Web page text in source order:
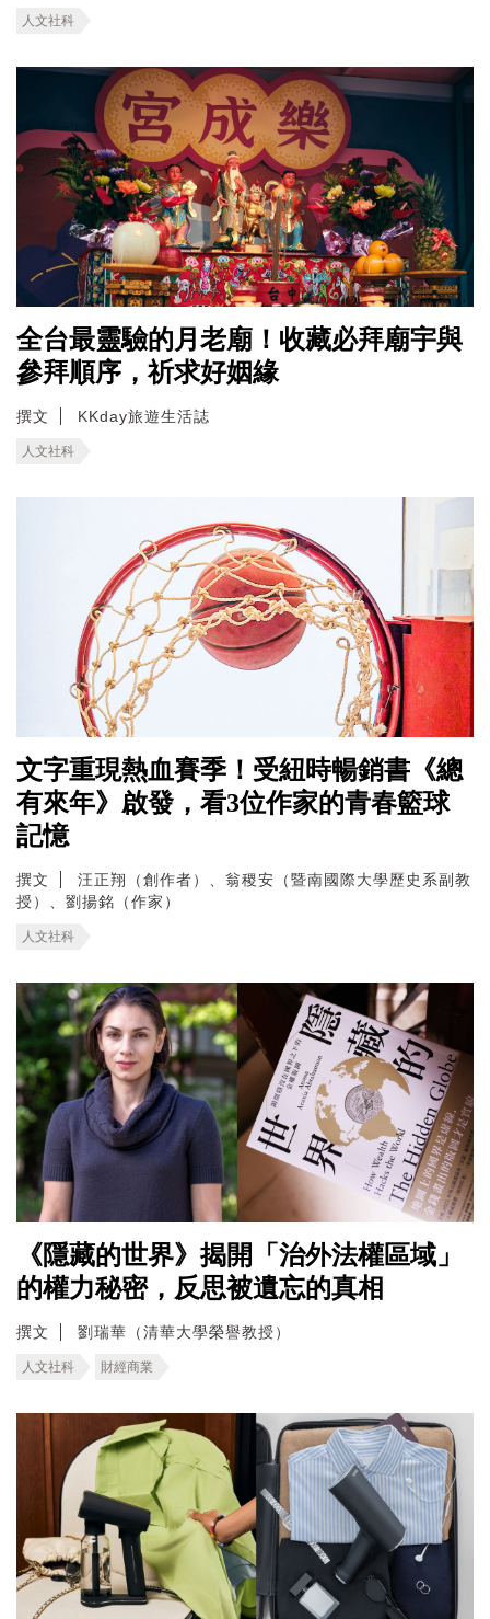
人文社科
全台最靈驗的月老廟！收藏必拜廟宇與
參拜順序，祈求好姻緣
撰文 KKday旅遊生活誌
人文社科
文字重現熱血賽季！受紐時暢銷書《總
有來年》啟發，看3位作家的青春籃球
記憶
撰文
汪正翔（創作者）、翁稷安（暨南國際大學歷史系副教
授）、劉揚銘（作家）
人文社科
《隱藏的世界》揭開「治外法權區域」
的權力秘密，反思被遺忘的真相
撰文 劉瑞華（清華大學榮譽教授）
人文社科 財經商業